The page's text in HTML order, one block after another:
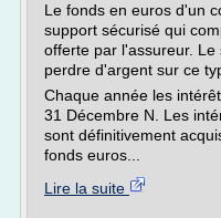
Le fonds en euros d'un
support sécurisé qui
offerte par l'assureur.
perdre d'argent sur ce
Chaque année les
31 Décembre N. Les
sont définitivement
fonds euros...
Lire la suite